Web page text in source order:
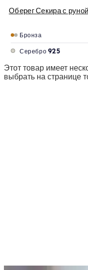
Оберег Секира с
Бронза
Серебро 925
Этот товар имеет
выбрать на странице